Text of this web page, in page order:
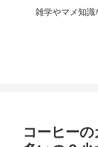
雑学やマメ知識
コーヒー